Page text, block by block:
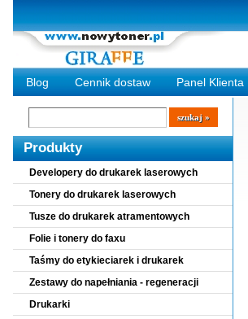
Blog Cennik dostaw Panel Klienta
Wyszukiwarka
szukaj
Produkty
Developery do drukarek laserowych
Tonery do drukarek laserowych
Tusze do drukarek atramentowych
Folie i tonery do faxu
Taśmy do etykieciarek i drukarek
Zestawy do napełniania - regeneracji
Drukarki